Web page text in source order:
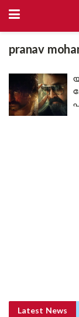
pranav
Latest News